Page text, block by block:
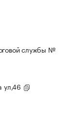
службы №
ул,46